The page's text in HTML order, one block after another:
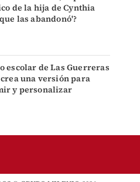
de la hija de Cynthia
las abandonó'?
escolar de Las Guerreras
crea una versión para
y personalizar